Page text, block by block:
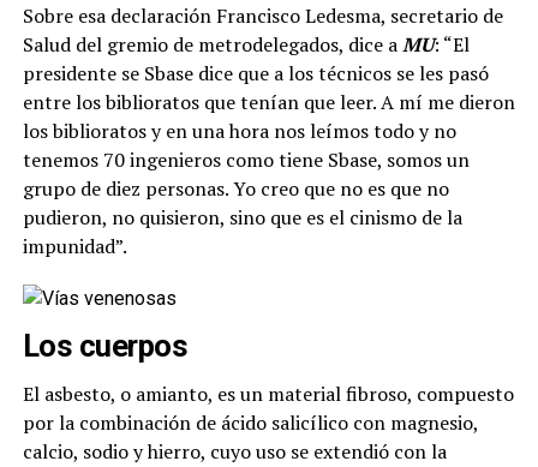
Sobre esa declaración Francisco Ledesma, secretario de
Salud del gremio de metrodelegados, dice aMU: “El
presidente se Sbase dice que a los técnicos se les pasó
entre los biblioratos que tenían que leer. A mí me dieron
los biblioratos y en una hora nos leímos todo y no
tenemos 70 ingenieros como tiene Sbase, somos un
grupo de diez personas. Yo creo que no es que no
pudieron, no quisieron, sino que es el cinismo de la
impunidad”.
Los cuerpos
El asbesto, o amianto, es un material fibroso, compuesto
por la combinación de ácido salicílico con magnesio,
calcio, sodio y hierro, cuyo uso se extendió con la